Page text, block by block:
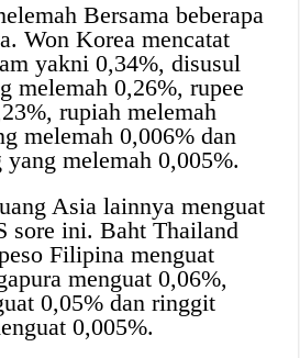
Bersama beberapa
Won Korea mencatat
yakni 0,34%, disusul
melemah 0,26%, rupee
rupiah melemah
melemah 0,006% dan
melemah 0,005%.
Asia lainnya menguat
sore ini. Baht Thailand
Filipina menguat
menguat 0,06%,
0,05% dan ringgit
0,005%.